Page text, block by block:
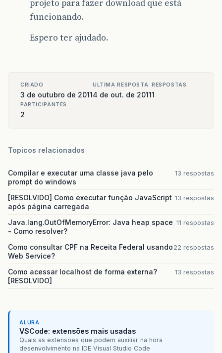
projeto para fazer download que está
funcionando.
Espero ter ajudado.
CRIADO
3 de outubro de 2011
ULTIMA RESPOSTA
4 de out. de 2011
RESPOSTAS
1
PARTICIPANTES
2
Topicos relacionados
Compilar e executar uma classe java pelo
prompt do windows
13 respostas
[RESOLVIDO] Como executar função JavaScript
após página carregada
13 respostas
Java.lang.OutOfMemoryError: Java heap space
- Como resolver?
11 respostas
Como consultar CPF na Receita Federal usando
Web Service?
22 respostas
Como acessar localhost de forma externa?
[RESOLVIDO]
13 respostas
ALURA
VSCode: extensões mais usadas
Quais as extensões que podem auxiliar na hora
desenvolvimento na IDE Visual Studio Code